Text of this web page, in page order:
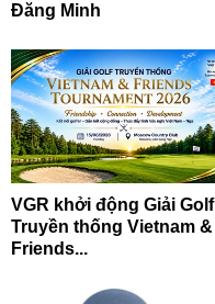
Đăng Minh
VGR khởi động Giải Golf
Truyền thống Vietnam &
Friends...